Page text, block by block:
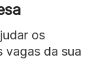
os
vagas da sua